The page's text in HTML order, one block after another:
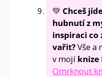
💚 Chceš
hubnutí z
inspiraci co
vařit?Vše a
v mojí knize
Omrknout